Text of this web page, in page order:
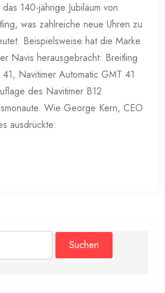
140-jährige Jubiläum von
was zahlreiche neue Uhren zu
Beispielsweise hat die Marke
Navis herausgebracht: Breitling
Navitimer Automatic GMT 41
des Navitimer B12
Wie George Kern, CEO
ausdrückte: